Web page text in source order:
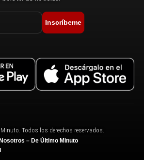
Inscríbeme
Todos los derechos reservados.
– De Último Minuto